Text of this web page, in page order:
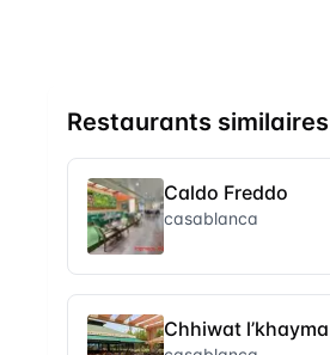
Restaurants similaires
Caldo Freddo
casablanca
Chhiwat l’khayma